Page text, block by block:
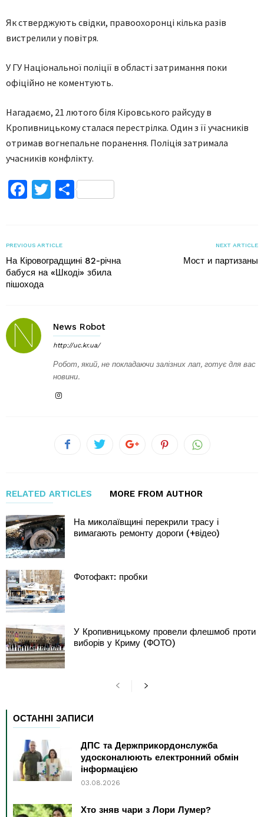
Як стверджують свідки, правоохоронці кілька разів
вистрелили у повітря.
У ГУ Національної поліції в області затримання поки
офіційно не коментують.
Нагадаємо, 21 лютого біля Кіровського райсуду в
Кропивницькому сталася перестрілка. Один з її учасників
отримав вогнепальне поранення. Поліція затримала
учасників конфлікту.
Facebook
TwitterПоділитися
PREVIOUS ARTICLE
На Кіровоградщині 82-річна
бабуся на «Шкоді» збила
пішохода
NEXT ARTICLE
Мост и партизаны
News Robot
http://uc.kr.ua/
Робот, який, не покладаючи залізних лап, готує для вас
новини.
RELATED ARTICLES MORE FROM AUTHOR
На миколаївщині перекрили трасу і
вимагають ремонту дороги (+відео)
Фотофакт: пробки
У Кропивницькому провели флешмоб проти
виборів у Криму (ФОТО)
ОСТАННІ ЗАПИСИ
ДПС та Держприкордонслужба
удосконалюють електронний обмін
інформацією
03.08.2026
Хто зняв чари з Лори Лумер?